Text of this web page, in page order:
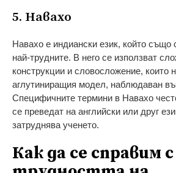
5. Навахо
Навахо е индиански език, който също
най-трудните. В него се използват
конструкции и словосложение, които
аглутиниращия модел, наблюдаван
Специфичните термини в Навахо
се преведат на английски или друг
затруднява ученето.
Как да се справим с